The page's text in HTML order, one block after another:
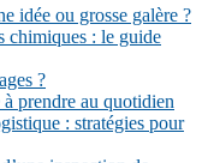
idée ou grosse galère ?
chimiques : le guide
?
prendre au quotidien
: stratégies pour